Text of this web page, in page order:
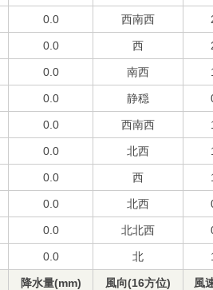
0.0 西南西
0.0 西
0.0 南西
0.0 静穏
0.0 西南西
0.0 北西
0.0 西
0.0 北西
0.0 北北西
0.0 北
降水量(mm) 風向(16方位) 風